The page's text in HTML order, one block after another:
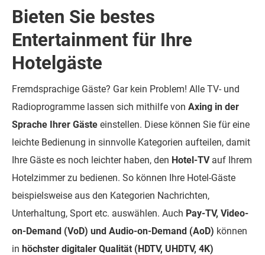
Bieten Sie bestes
Entertainment für Ihre
Hotelgäste
Fremdsprachige Gäste? Gar kein Problem! Alle TV- und
Radioprogramme lassen sich mithilfe von Axing in der
Sprache Ihrer Gäste einstellen. Diese können Sie für eine
leichte Bedienung in sinnvolle Kategorien aufteilen, damit
Ihre Gäste es noch leichter haben, den Hotel-TVauf Ihrem
Hotelzimmer zu bedienen. So können Ihre Hotel-Gäste
beispielsweise aus den Kategorien Nachrichten,
Unterhaltung, Sport etc. auswählen. Auch Pay-TV, Video-
on-Demand (VoD) und Audio-on-Demand (AoD) können
in höchster digitaler Qualität (HDTV, UHDTV, 4K)